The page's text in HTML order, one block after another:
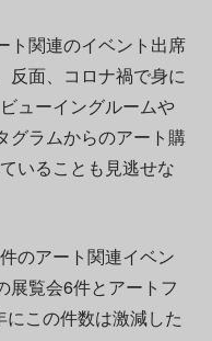
ト関連のイベント出席
反面、コロナ禍で身に
ューイングルームや
グラムからのアート購
いることも見逃せな
のアート関連イベン
展覧会6件とアートフ
この件数は激減した